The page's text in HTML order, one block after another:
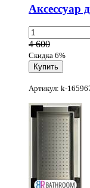
Аксессуар
4 600
Скидка 6%
Артикул: k-